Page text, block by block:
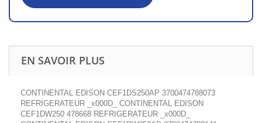
EN SAVOIR PLUS
CONTINENTAL EDISON CEF1DS250AP 3700474788073
REFRIGERATEUR _x000D_ CONTINENTAL EDISON
CEF1DW250 478668 REFRIGERATEUR _x000D_